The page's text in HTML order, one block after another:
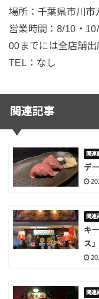
場所：千葉県市川市
営業時間：8/10・
00までには全店舗出
TEL：なし
関連記事
デ
キ
ス